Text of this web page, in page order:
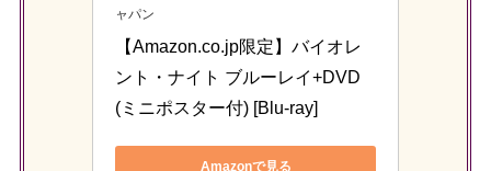
ャパン
【Amazon.co.jp限定】バイオレ
ント・ナイト ブルーレイ+DVD
(ミニポスター付) [Blu-ray]
Amazonで見る